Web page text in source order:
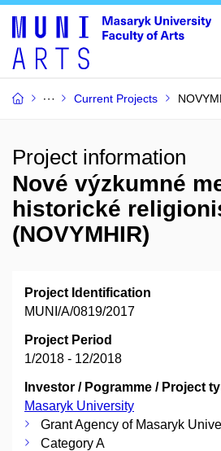
Current Projects
Project information
Nové výzkumné
historické
(NOVYMHIR)
Project Identification
MUNI/A/0819/2017
Project Period
1/2018 - 12/2018
Investor / Pogramme / Project
Masaryk University
Grant Agency of Masaryk
Category A